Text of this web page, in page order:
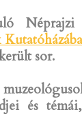
sor.
és